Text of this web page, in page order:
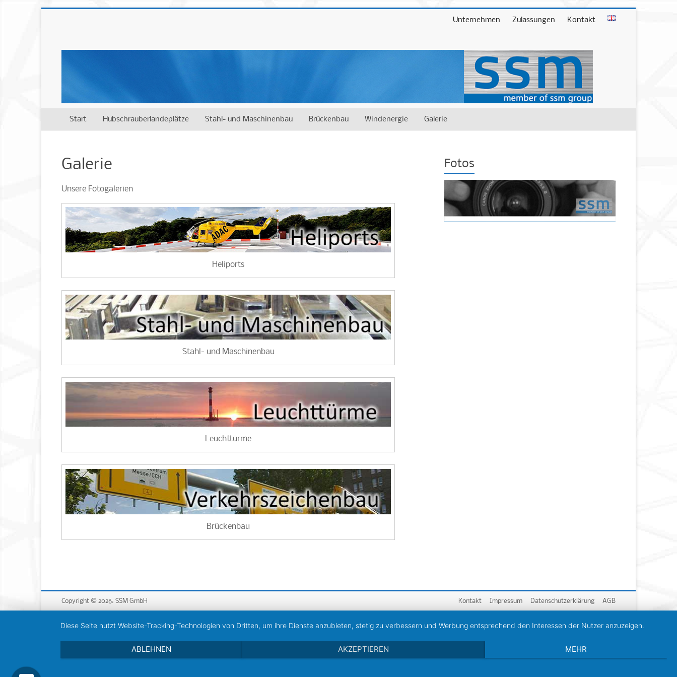
Unternehmen Zulassungen Kontakt
Start Hubschrauberlandeplätze Stahl- und Maschinenbau Brückenbau Windenergie Galerie
Galerie
Unsere Fotogalerien
Heliports
Stahl- und Maschinenbau
Leuchttürme
Brückenbau
Fotos
Copyright © 2026: SSM GmbH Kontakt Impressum Datenschutzerklärung AGB
Diese Seite nutzt Website-Tracking-Technologien von Dritten, um ihre Dienste anzubieten, stetig zu verbessern und Werbung entsprechend den Interessen der Nutzer anzuzeigen.
ABLEHNEN AKZEPTIEREN MEHR